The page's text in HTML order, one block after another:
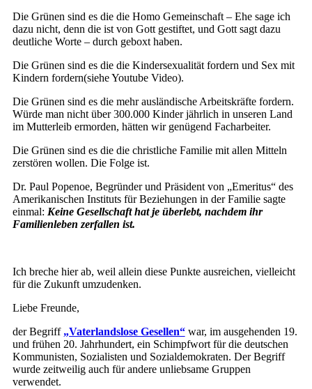
Die Grünen sind es die die Homo Gemeinschaft – Ehe sage ich
dazu nicht, denn die ist von Gott gestiftet, und Gott sagt dazu
deutliche Worte – durch geboxt haben.
Die Grünen sind es die die Kindersexualität fordern und Sex mit
Kindern fordern(siehe Youtube Video).
Die Grünen sind es die mehr ausländische Arbeitskräfte fordern.
Würde man nicht über 300.000 Kinder jährlich in unseren Land
im Mutterleib ermorden, hätten wir genügend Facharbeiter.
Die Grünen sind es die die christliche Familie mit allen Mitteln
zerstören wollen. Die Folge ist.
Dr. Paul Popenoe, Begründer und Präsident von „Emeritus“ des
Amerikanischen Instituts für Beziehungen in der Familie sagte
einmal: Keine Gesellschaft hat je überlebt, nachdem ihr
Familienleben zerfallen ist.
Ich breche hier ab, weil allein diese Punkte ausreichen, vielleicht
für die Zukunft umzudenken.
Liebe Freunde,
der Begriff „Vaterlandslose Gesellen“war, im ausgehenden 19.
und frühen 20. Jahrhundert, ein Schimpfwort für die deutschen
Kommunisten, Sozialisten und Sozialdemokraten. Der Begriff
wurde zeitweilig auch für andere unliebsame Gruppen
verwendet.